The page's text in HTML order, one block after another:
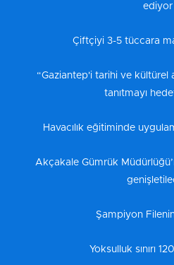
ediyor
Çiftçiyi 3-5 tüccara
“Gaziantep'i tarihi ve kültürel
tanıtmayı
Havacılık eğitiminde
Akçakale Gümrük
Şampiyon
Yoksulluk sınırı